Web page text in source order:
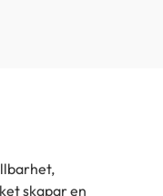
skapar en